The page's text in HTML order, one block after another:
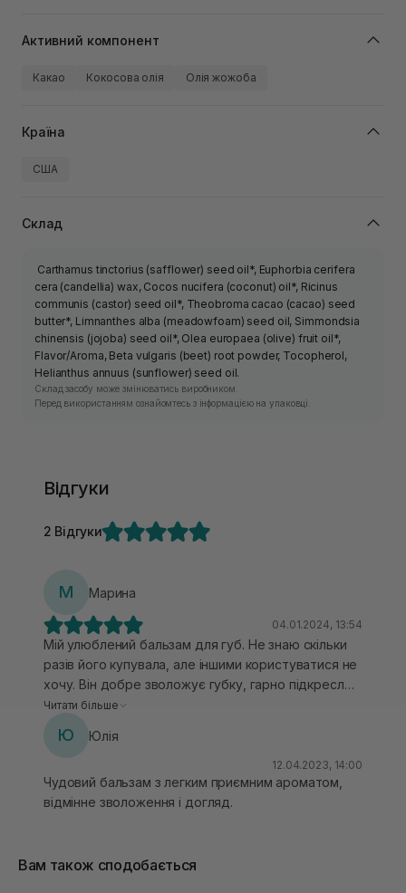
Активний компонент
Какао Кокосова олія Олія жожоба
Країна
США
Склад
Carthamus tinctorius (safflower) seed oil*, Euphorbia cerifera
cera (candellia) wax, Cocos nucifera (coconut) oil*, Ricinus
communis (castor) seed oil*, Theobroma cacao (cacao) seed
butter*, Limnanthes alba (meadowfoam) seed oil, Simmondsia
chinensis (jojoba) seed oil*, Olea europaea (olive) fruit oil*,
Flavor/Aroma, Beta vulgaris (beet) root powder, Tocopherol,
Helianthus annuus (sunflower) seed oil.
Склад засобу може змінюватись виробником.
Перед використанням ознайомтесь з інформацією на упаковці.
Відгуки
2 Відгуки
М Марина
04.01.2024, 13:54
Мій улюблений бальзам для губ. Не знаю скільки
разів його купувала, але іншими користуватися не
хочу. Він добре зволожує губку, гарно підкреслює
їх природній колір. Підходить на будь-яку пору
Читати більше
Ю Юлія
12.04.2023, 14:00
Чудовий бальзам з легким приємним ароматом,
відмінне зволоження і догляд.
Вам також сподобається